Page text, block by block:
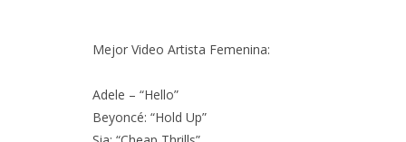
Mejor Video Artista Femenina:
Adele – “Hello”
Beyoncé: “Hold Up”